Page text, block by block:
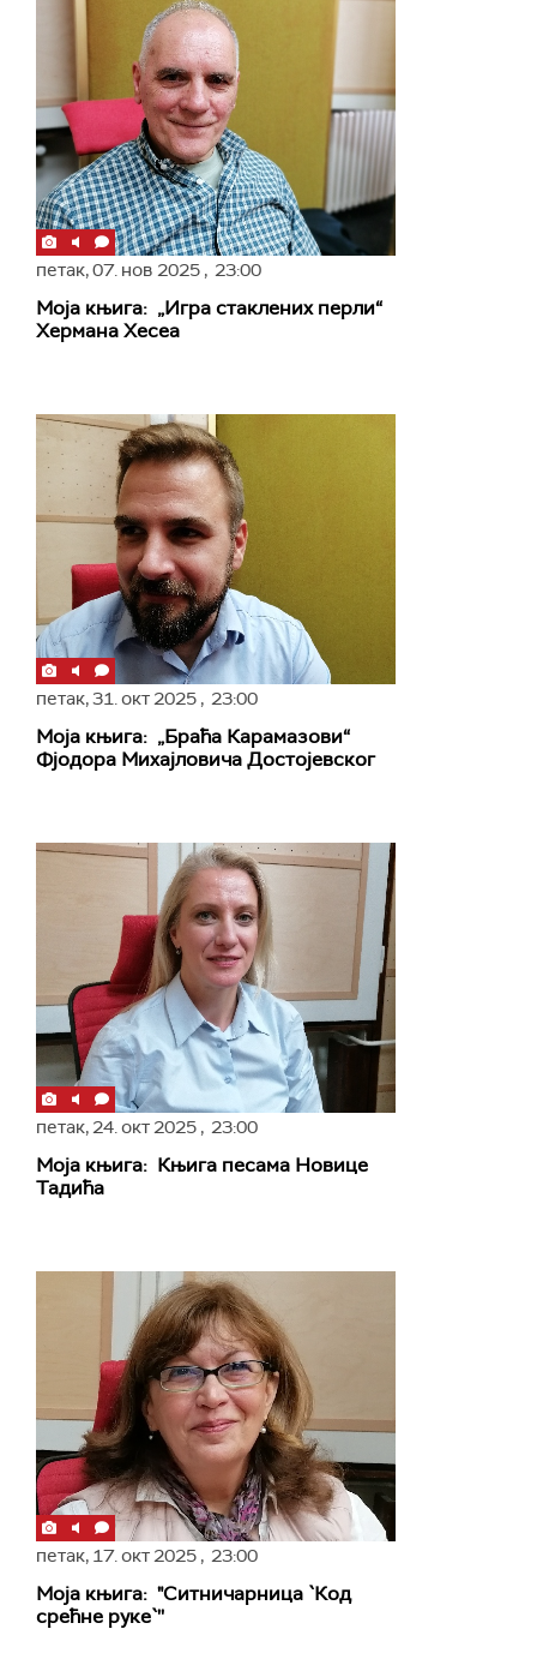
петак,07. нов 2025 , 23:00
Моја књига: „Игра стаклених перли“
Хермана Хесеа
петак,31. окт 2025 , 23:00
Моја књига: „Браћа Карамазови“
Фјодора Михајловича Достојевског
петак,24. окт 2025 , 23:00
Моја књига: Књига песама Новице
Тадића
петак, 17. окт 2025 , 23:00
Моја књига: "Ситничарница `Код
срећне руке`''